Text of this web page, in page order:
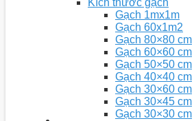
Kích thước gạch
Gạch 1mx1m
Gạch 60x1m2
Gạch 80×80 cm
Gạch 60×60 cm
Gạch 50×50 cm
Gạch 40×40 cm
Gạch 30×60 cm
Gạch 30×45 cm
Gạch 30×30 cm